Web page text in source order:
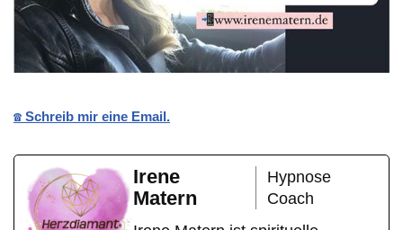
☎️ Schreib mir eine Email.
Irene
Matern
Hypnose
Coach